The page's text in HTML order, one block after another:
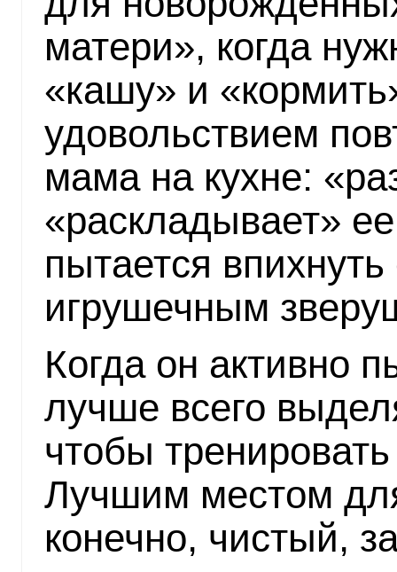
матери», когда
«кашу» и
удовольствием
мама на кухне:
«раскладывает»
пытается
игрушечным
Когда он активно
лучше всего
чтобы
Лучшим местом
конечно, чистый,